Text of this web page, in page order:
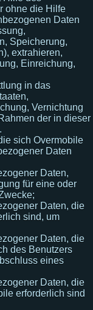
ohne die Hilfe
Daten
Speicherung,
extrahieren,
Einreichung,
in das
Vernichtung
der in dieser
sich Overmobile
Daten
Daten,
für eine oder
Daten, die
sind, um
Daten, die
des Benutzers
eines
Daten, die
erforderlich sind